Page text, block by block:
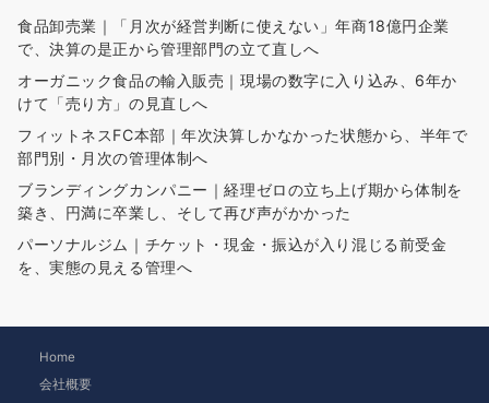
食品卸売業｜「月次が経営判断に使えない」年商18億円企業
で、決算の是正から管理部門の立て直しへ
オーガニック食品の輸入販売｜現場の数字に入り込み、6年か
けて「売り方」の見直しへ
フィットネスFC本部｜年次決算しかなかった状態から、半年で
部門別・月次の管理体制へ
ブランディングカンパニー｜経理ゼロの立ち上げ期から体制を
築き、円満に卒業し、そして再び声がかかった
パーソナルジム｜チケット・現金・振込が入り混じる前受金
を、実態の見える管理へ
Home
会社概要